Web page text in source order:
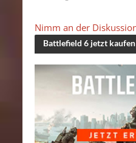
Nimm an der
Battlefield 6 jetzt kaufen